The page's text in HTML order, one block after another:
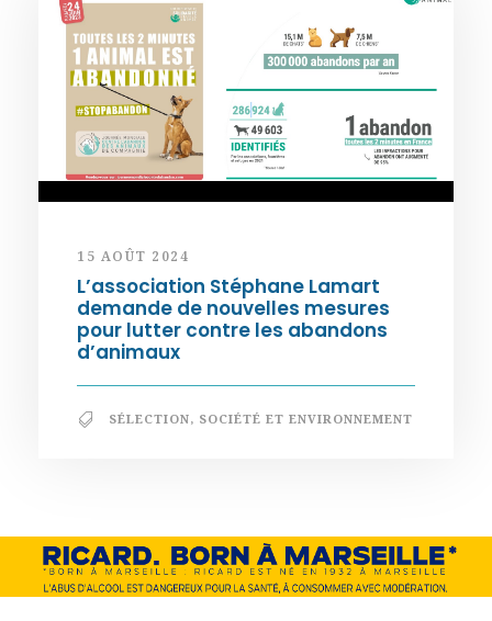
15 AOÛT 2024
L’association Stéphane Lamart
demande de nouvelles mesures
pour lutter contre les abandons
d’animaux
SÉLECTION, SOCIÉTÉ ET ENVIRONNEMENT